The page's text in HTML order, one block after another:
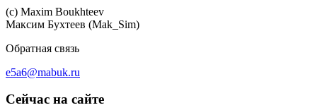
(c) Maхim Boukhteev
Максим Бухтеев (Mak_Sim)
Обратная связь
e5a6@mabuk.ru
Сейчас на сайте